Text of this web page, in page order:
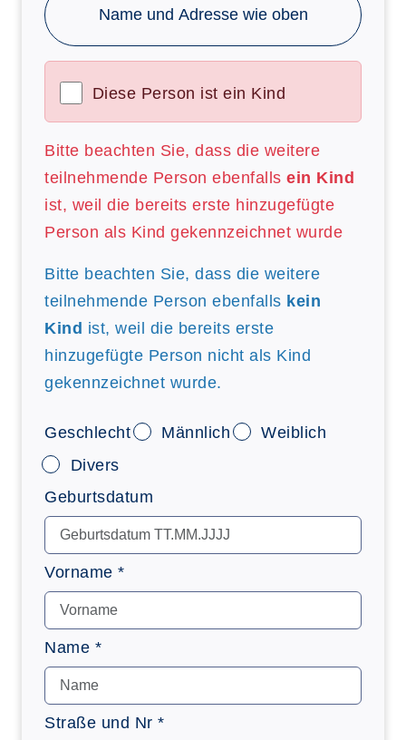
Name und Adresse wie oben
Diese Person ist ein Kind
Bitte beachten Sie, dass die weitere
teilnehmende Person ebenfalls ein Kind
ist, weil die bereits erste hinzugefügte
Person als Kind gekennzeichnet wurde
Bitte beachten Sie, dass die weitere
teilnehmende Person ebenfalls kein
Kind ist, weil die bereits erste
hinzugefügte Person nicht als Kind
gekennzeichnet wurde.
Geschlecht Männlich
Weiblich
Divers
Geburtsdatum
Vorname *
Name *
Straße und Nr *